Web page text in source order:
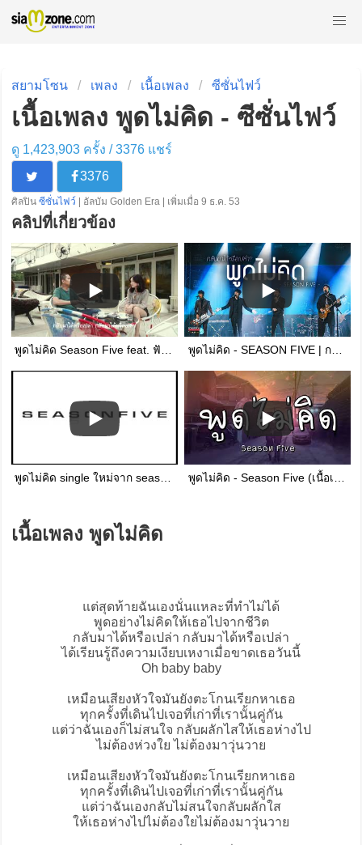
สยามโซน เพลง เนื้อเพลง ซีซั่นไฟว์
เนื้อเพลง พูดไม่คิด - ซีซั่นไฟว์
ดู 1,423,903 ครั้ง /3376แชร์
3376
ศิลปิน ซีซั่นไฟว์ | อัลบัม Golden Era | เพิ่มเมื่อ 9 ธ.ค. 53
คลิปที่เกี่ยวข้อง
พูดไม่คิด Season Five feat. ฟักกลิ้ง ฮีโร่ [official mv] พูดไม่คิด - SEASON FIVE | กลับมาได้หรือเปล่า? | Songtopia Livehouse
พูดไม่คิด single ใหม่จาก seasonfive พูดไม่คิด - Season Five (เนื้อเพลง)
เนื้อเพลง พูดไม่คิด
แต่สุดท้ายฉันเองนั่นแหละที่ทำไม่ได้
พูดอย่างไม่คิดให้เธอไปจากชีวิต
กลับมาได้หรือเปล่า กลับมาได้หรือเปล่า
ได้เรียนรู้ถึงความเงียบเหงาเมื่อขาดเธอวันนี้
Oh baby baby
เหมือนเสียงหัวใจมันยังตะโกนเรียกหาเธอ
ทุกครั้งที่เดินไปเจอที่เก่าที่เรานั้นคู่กัน
แต่ว่าฉันเองก็ไม่สนใจ กลับผลักไสให้เธอห่างไป
ไม่ต้องห่วงใย ไม่ต้องมาวุ่นวาย
เหมือนเสียงหัวใจมันยังตะโกนเรียกหาเธอ
ทุกครั้งที่เดินไปเจอที่เก่าที่เรานั้นคู่กัน
แต่ว่าฉันเองกลับไม่สนใจกลับผลักใส
ให้เธอห่างไปไม่ต้องใยไม่ต้องมาวุ่นวาย